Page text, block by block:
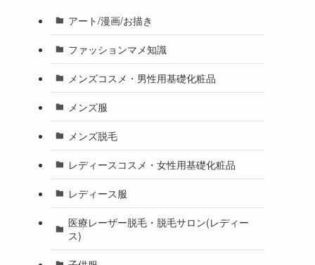
アート/漫画/お描き
ファッションマメ知識
メンズコスメ・男性用基礎化粧品
メンズ服
メンズ脱毛
レディースコスメ・女性用基礎化粧品
レディース服
医療レーザー脱毛・脱毛サロン(レディー
ス)